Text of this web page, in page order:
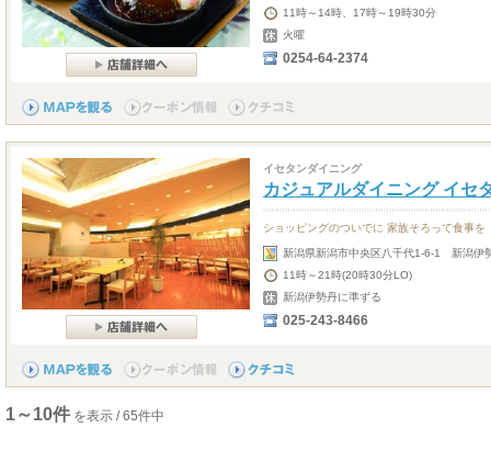
11時～14時、17時～19時30分
火曜
0254-64-2374
イセタンダイニング
カジュアルダイニング イセ
ショッピングのついでに 家族そろって食事を
新潟県新潟市中央区八千代1-6-1 新潟伊
11時～21時(20時30分LO)
新潟伊勢丹に準ずる
025-243-8466
1～10件 を表示 / 65件中